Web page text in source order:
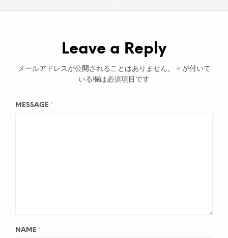
Leave a Reply
メールアドレスが公開されることはありません。 ※ が付いて
いる欄は必須項目です
MESSAGE *
NAME *